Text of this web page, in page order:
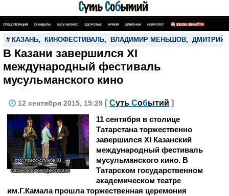
СПЕЦОПЕРАЦИЯ СКАНДАЛЫ ШОУ-БИЗНЕС ЗДОРОВЬЕ АРМИЯ ШПИОНАЖ НЕКРОЛОГ ПОИСК ПО САЙТУ
# КАЗАНЬ, КИНОФЕСТИВАЛЬ, ВЛАДИМИР МЕНЬШОВ, ДМИТРИЙ
В Казани завершился XI
международный фестиваль
мусульманского кино
12 сентября 2015, 15:29 [ Суть Событий ]
Фото: пресс-служба XI
Казанского кинофестиваля
11 сентября в столице
Татарстана торжественно
завершился XI Казанский
международный фестиваль
мусульманского кино. В
Татарском государственном
академическом театре
им.Г.Камала прошла торжественная церемония